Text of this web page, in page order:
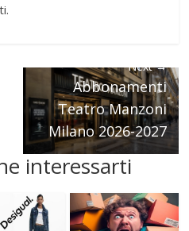
Next →
Abbonamenti
Teatro Manzoni
Milano 2026-2027
interessarti